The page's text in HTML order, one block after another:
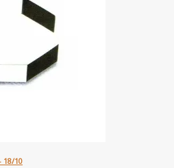
18/10